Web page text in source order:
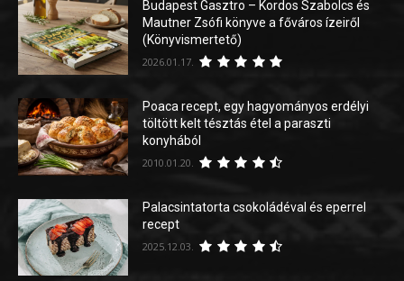
Budapest Gasztro – Kordos Szabolcs és
Mautner Zsófi könyve a főváros ízeiről
(Könyvismertető)
2026.01.17.
Poaca recept, egy hagyományos erdélyi
töltött kelt tésztás étel a paraszti
konyhából
2010.01.20.
Palacsintatorta csokoládéval és eperrel
recept
2025.12.03.